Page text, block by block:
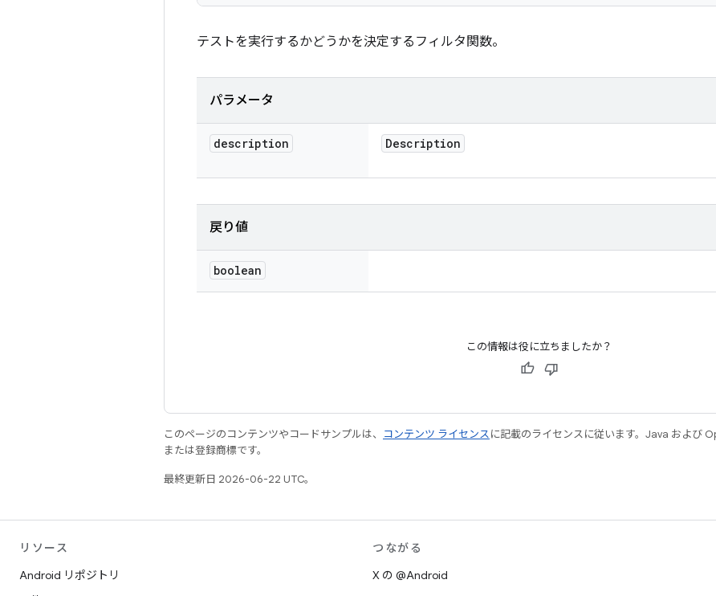
テストを実行するかどうかを決定するフィルタ関数。
パラメータ
description Description
戻り値
boolean
この情報は役に立ちましたか？
このページのコンテンツやコードサンプルは、 コンテンツ ライセンスに記載のライセンスに従います。Java および
または登録商標です。
最終更新日 2026-06-22 UTC。
リソース
Android リポジトリ
つながる
X の @Android